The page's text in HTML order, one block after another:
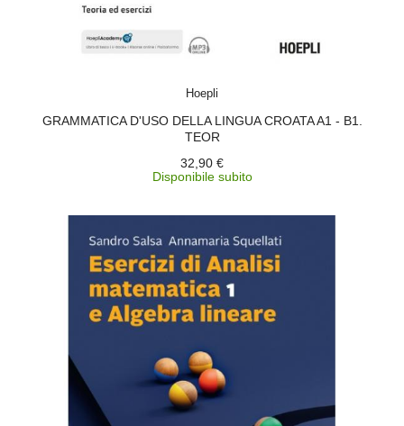
Hoepli
GRAMMATICA D'USO DELLA LINGUA CROATA A1 - B1.
TEOR
32,90 €
Disponibile subito